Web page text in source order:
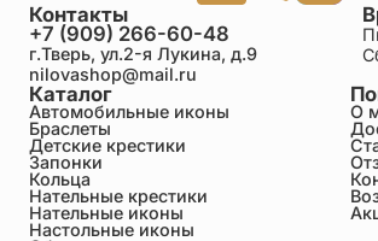
Каталог
Автомобильные иконы
Браслеты
Детские крестики
Запонки
Кольца
Нательные крестики
Нательные иконы
Настольные иконы
О
Контакты
+7 (909) 266-60-48
г.Тверь, ул.2-я Лукина, д.9
nilovashop@mail.ru